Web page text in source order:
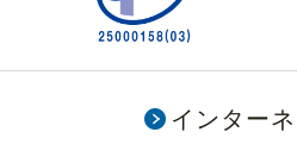
インター